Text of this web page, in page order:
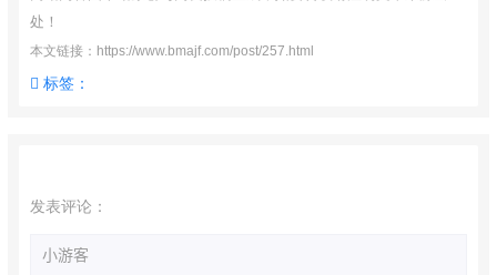
处！
本文链接：https://www.bmajf.com/post/257.html
标签：
发表评论：